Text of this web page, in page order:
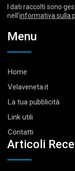
I dati raccolti sono
nell’informativa sulla
Menu
Home
Velaveneta.it
La tua pubblicità
Link utili
Contatti
Articoli